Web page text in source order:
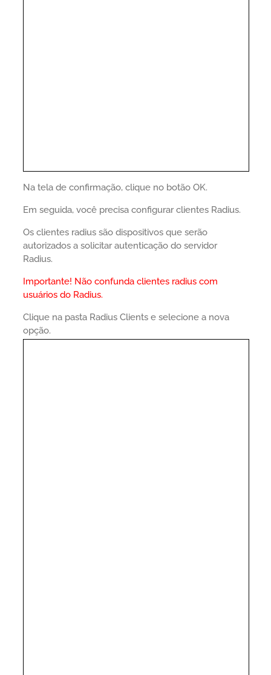
Na tela de confirmação, clique no botão OK.
Em seguida, você precisa configurar clientes Radius.
Os clientes radius são dispositivos que serão
autorizados a solicitar autenticação do servidor
Radius.
Importante! Não confunda clientes radius com
usuários do Radius.
Clique na pasta Radius Clients e selecione a nova
opção.